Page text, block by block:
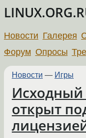
Новости Галерея
Форум Опросы
Новости — Игры
Исходный
открыт